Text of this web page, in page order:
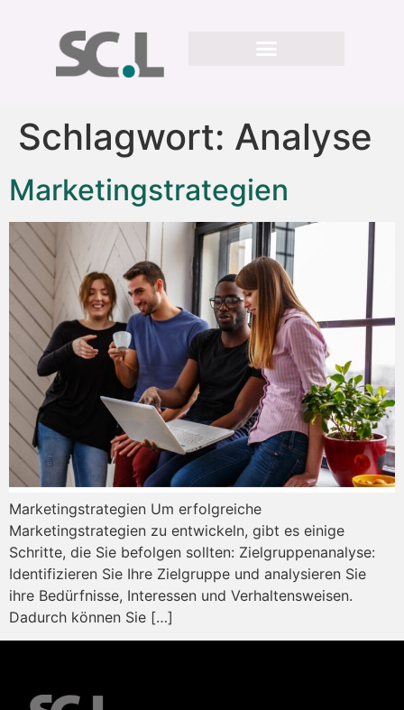
Schlagwort: Analyse
Marketingstrategien
Marketingstrategien Um erfolgreiche
Marketingstrategien zu entwickeln, gibt es einige
Schritte, die Sie befolgen sollten: Zielgruppenanalyse:
Identifizieren Sie Ihre Zielgruppe und analysieren Sie
ihre Bedürfnisse, Interessen und Verhaltensweisen.
Dadurch können Sie […]